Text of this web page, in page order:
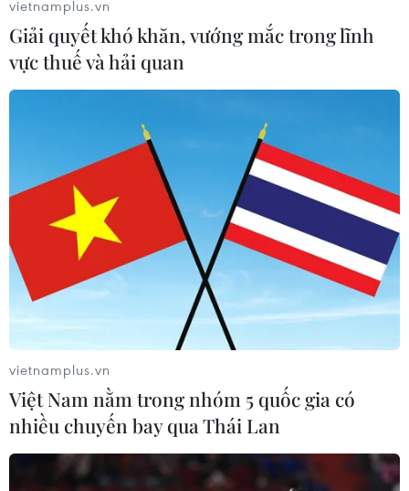
Hai cố vấn hàng đầu của Thủ tướng
Ngày 10/6, 2 cố vấn hàng đầu của Thủ tướng Anh xin
từ chức, sau khi đảng Bảo thủ không giành được đa số
ghế cần thiết trong bầu cử Nghị viện Anh hôm 8/6.
vietnamplus.vn
Giải quyết khó khăn, vướng mắc trong lĩnh
vực thuế và hải quan
vietnamplus.vn
Việt Nam nằm trong nhóm 5 quốc gia có
nhiều chuyến bay qua Thái Lan